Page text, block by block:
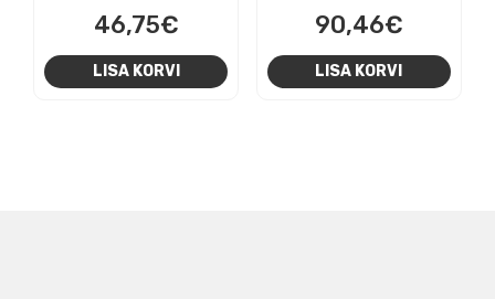
46,75€
LISA KORVI
90,46€
LISA KORVI